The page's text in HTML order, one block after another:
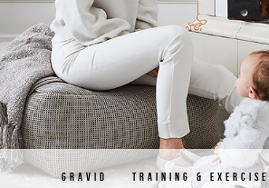
GRAVID TRAINING & EXERCISE